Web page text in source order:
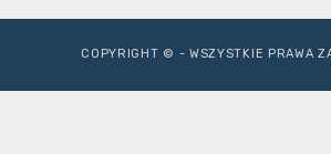
COPYRIGHT © - WSZYSTKIE PRAWA